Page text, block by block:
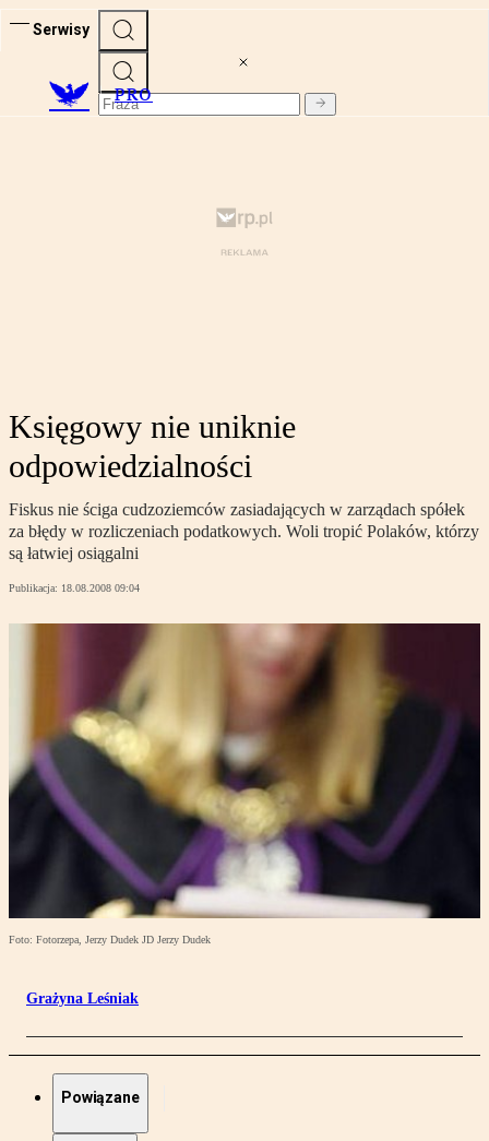
Serwisy
PRO
Księgowy nie uniknie
odpowiedzialności
Fiskus nie ściga cudzoziemców zasiadających w zarządach spółek
za błędy w rozliczeniach podatkowych. Woli tropić Polaków, którzy
są łatwiej osiągalni
Publikacja: 18.08.2008 09:04
Foto: Fotorzepa, Jerzy Dudek JD Jerzy Dudek
Grażyna Leśniak
Powiązane